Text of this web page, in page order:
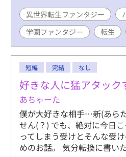
前世の
はニル
運命の
って
て、
ぜか
てい
子×
園異
です
てい
に攻め
異世界転生ファンタジー
学園ファンタジー
転生
短編 完結 なし
好きな人に猛アタック
あちゃーた
僕が大好きな相手…新(あら
せん(？) でも、絶対に今日
ってしまう受けとそんな受
めのお話。 気分転換に書い